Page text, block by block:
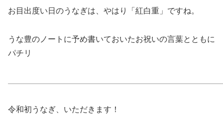
お目出度い日のうなぎは、やはり「紅白重」ですね。
うな豊のノートに予め書いておいたお祝いの言葉とともに
パチリ
令和初うなぎ、いただきます！